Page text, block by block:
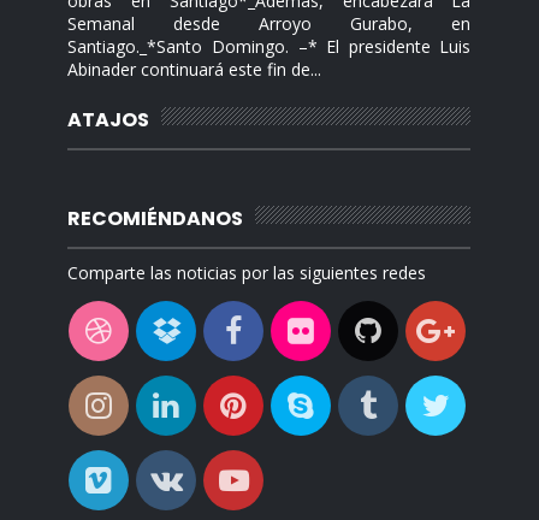
Semanal desde Arroyo Gurabo, en
Santiago._*Santo Domingo. –* El presidente Luis
Abinader continuará este fin de...
ATAJOS
RECOMIÉNDANOS
Comparte las noticias por las siguientes redes